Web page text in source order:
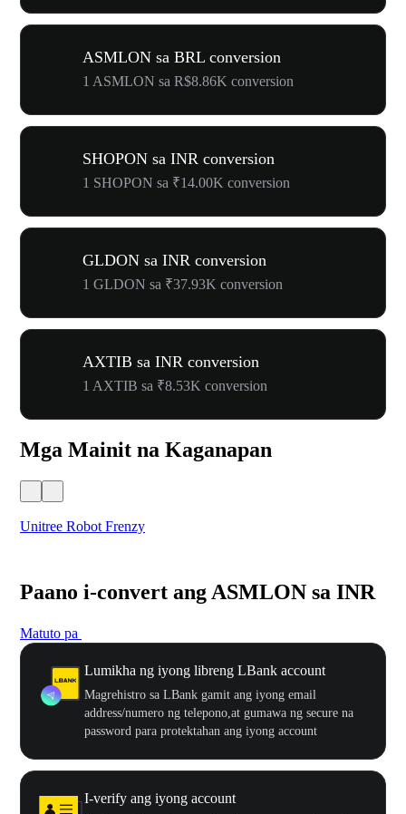
ASMLON sa BRL conversion
1 ASMLON sa R$8.86K conversion
SHOPON sa INR conversion
1 SHOPON sa ₹14.00K conversion
GLDON sa INR conversion
1 GLDON sa ₹37.93K conversion
AXTIB sa INR conversion
1 AXTIB sa ₹8.53K conversion
Mga Mainit na Kaganapan
Unitree Robot Frenzy
Paano i-convert ang ASMLON sa INR
Matuto pa
Lumikha ng iyong libreng LBank account
Magrehistro sa LBank gamit ang iyong email
address/numero ng telepono,at gumawa ng secure na
password para protektahan ang iyong account
I-verify ang iyong account